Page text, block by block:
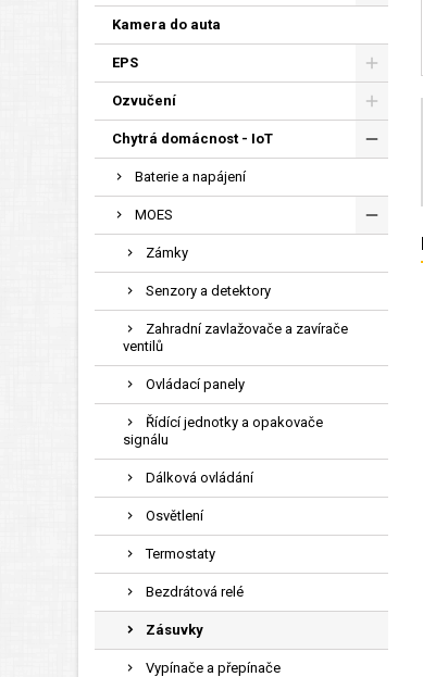
Kamera do auta
EPS
Ozvučení
Chytrá domácnost - IoT
Baterie a napájení
MOES
Zámky
Senzory a detektory
Zahradní zavlažovače a zavírače
ventilů
Ovládací panely
Řídící jednotky a opakovače
signálu
Dálková ovládání
Osvětlení
Termostaty
Bezdrátová relé
Zásuvky
Vypínače a přepínače